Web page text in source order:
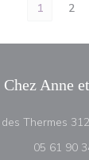
1 2
Chez Anne
Thermes
05 61 90